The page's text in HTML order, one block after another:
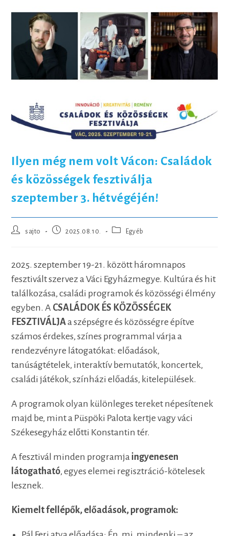
Ilyen még nem volt Vácon: Családok
és közösségek fesztiválja
szeptember 3. hétvégéjén!
Post
sajto
Post
2025.08.10.
Post
Egyéb
2025. szeptember 19-21. között háromnapos
fesztivált szervez a Váci Egyházmegye. Kultúra és hit
találkozása, családi programok és közösségi élmény
egyben. A CSALÁDOK ÉS KÖZÖSSÉGEK
FESZTIVÁLJAa szépségre és közösségre építve
számos érdekes, színes programmal várja a
rendezvényre látogatókat: előadások,
tanúságtételek, interaktív bemutatók, koncertek,
családi játékok, színházi előadás, kitelepülések.
A programok olyan különleges tereket népesítenek
majd be, mint a Püspöki Palota kertje vagy váci
Székesegyház előtti Konstantin tér.
A fesztivál minden programja ingyenesen
látogatható, egyes elemei regisztráció-kötelesek
lesznek.
Kiemelt fellépők, előadások, programok: